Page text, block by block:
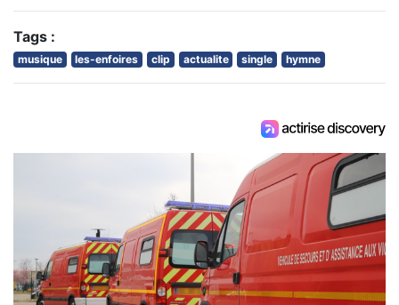
Tags :
musique les-enfoires clip actualite single hymne